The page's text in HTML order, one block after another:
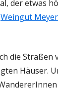
der etwas
Weingut
die Straßen
Häuser.